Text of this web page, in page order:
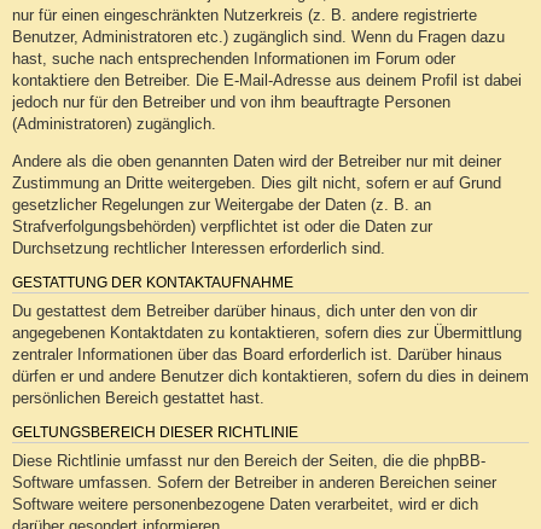
nur für einen eingeschränkten Nutzerkreis (z. B. andere registrierte
Benutzer, Administratoren etc.) zugänglich sind. Wenn du Fragen dazu
hast, suche nach entsprechenden Informationen im Forum oder
kontaktiere den Betreiber. Die E-Mail-Adresse aus deinem Profil ist dabei
jedoch nur für den Betreiber und von ihm beauftragte Personen
(Administratoren) zugänglich.
Andere als die oben genannten Daten wird der Betreiber nur mit deiner
Zustimmung an Dritte weitergeben. Dies gilt nicht, sofern er auf Grund
gesetzlicher Regelungen zur Weitergabe der Daten (z. B. an
Strafverfolgungsbehörden) verpflichtet ist oder die Daten zur
Durchsetzung rechtlicher Interessen erforderlich sind.
GESTATTUNG DER KONTAKTAUFNAHME
Du gestattest dem Betreiber darüber hinaus, dich unter den von dir
angegebenen Kontaktdaten zu kontaktieren, sofern dies zur Übermittlung
zentraler Informationen über das Board erforderlich ist. Darüber hinaus
dürfen er und andere Benutzer dich kontaktieren, sofern du dies in deinem
persönlichen Bereich gestattet hast.
GELTUNGSBEREICH DIESER RICHTLINIE
Diese Richtlinie umfasst nur den Bereich der Seiten, die die phpBB-
Software umfassen. Sofern der Betreiber in anderen Bereichen seiner
Software weitere personenbezogene Daten verarbeitet, wird er dich